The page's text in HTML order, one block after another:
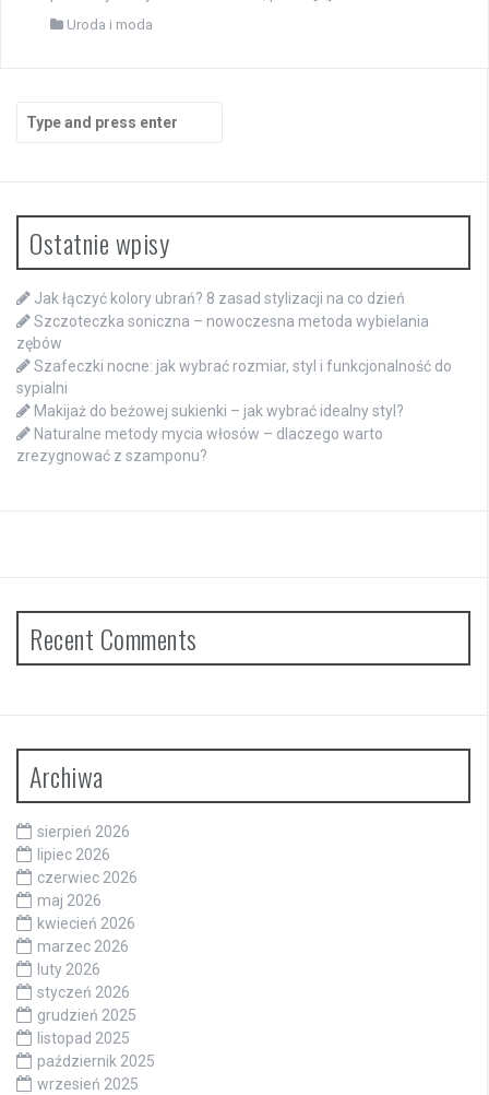
Uroda i moda
for:
Ostatnie wpisy
Jak łączyć kolory ubrań? 8 zasad stylizacji na co dzień
Szczoteczka soniczna – nowoczesna metoda wybielania
zębów
Szafeczki nocne: jak wybrać rozmiar, styl i funkcjonalność do
sypialni
Makijaż do beżowej sukienki – jak wybrać idealny styl?
Naturalne metody mycia włosów – dlaczego warto
zrezygnować z szamponu?
Recent Comments
Archiwa
sierpień 2026
lipiec 2026
czerwiec 2026
maj 2026
kwiecień 2026
marzec 2026
luty 2026
styczeń 2026
grudzień 2025
listopad 2025
październik 2025
wrzesień 2025